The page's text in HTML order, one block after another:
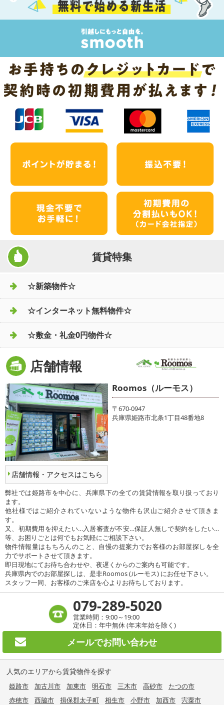
賃貸特集
☆新築物件☆
☆インターネット無料物件☆
☆敷金・礼金0円物件☆
店舗情報
店舗情報・アクセスはこちら
Roomos（ルーモス）
〒670-0947
兵庫県姫路市北条1丁目48番地8
弊社では姫路市を中心に、兵庫県下の全ての賃貸情報を取り扱っており
ます。
他社様ではご紹介されていないような物件も沢山ご紹介させて頂きま
す。
又、初期費用を抑えたい…入居審査が不安…保証人無しで契約をしたい…
等、お困りごとは何でもお気軽にご相談下さい。
物件情報量はもちろんのこと、自慢の提案力でお客様のお部屋探しを全
力でサポートさせて頂きます。
即日現地にてお待ち合わせや、夜遅くからのご案内も可能です。
兵庫県内でのお部屋探しは、是非Roomos (ルーモス) にお任せ下さい。
スタッフ一同、お客様のご来店を心よりお待ちしております。
079-289-5020
営業時間：9:00～19:00
定休日：年中無休 (年末年始を除く)
メールでお問い合わせ
人気のエリアから賃貸物件を探す
姫路市 加古川市 加東市 明石市 三木市 高砂市
たつの市
赤穂市
西脇市 揖保郡太子町 相生市 小野市 加西市
宍粟市